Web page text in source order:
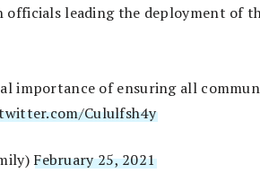
officials leading the deployment of
importance of ensuring all
Cululfsh4y
February 25, 2021